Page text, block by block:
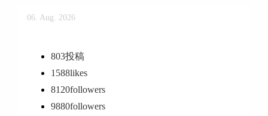
06. Aug. 2026
803投稿
1588likes
8120followers
9880followers